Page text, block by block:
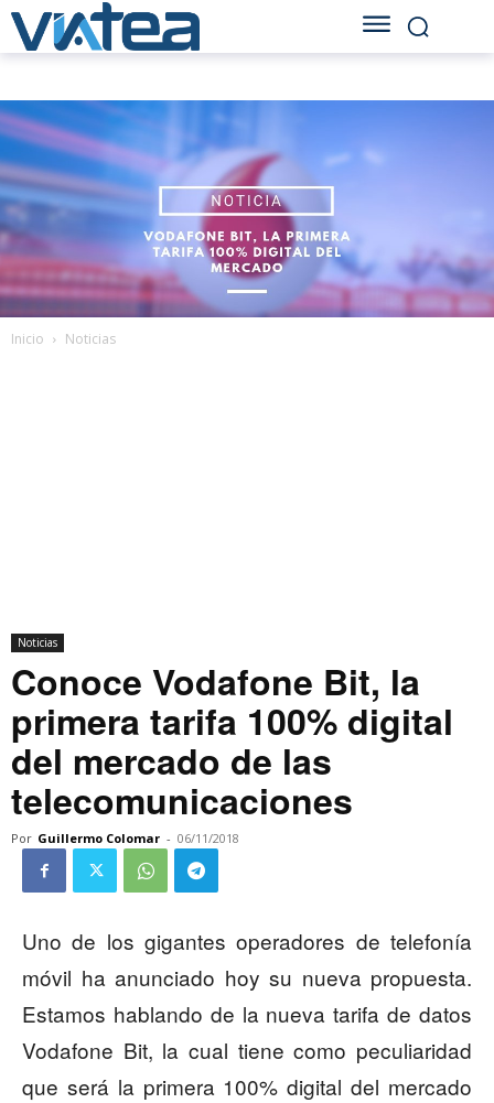
Inicio Noticias
Noticias
Conoce Vodafone Bit, la
primera tarifa 100% digital
del mercado de las
telecomunicaciones
Por Guillermo Colomar - 06/11/2018
Uno de los gigantes operadores de telefonía
móvil ha anunciado hoy su nueva propuesta.
Estamos hablando de la nueva tarifa de datos
Vodafone Bit, la cual tiene como peculiaridad
que será la primera 100% digital del mercado